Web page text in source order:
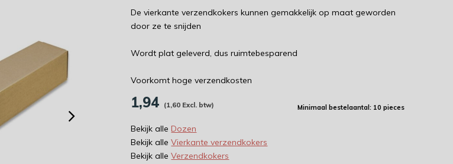
De vierkante verzendkokers kunnen gemakkelijk op maat geworden
door ze te snijden
Wordt plat geleverd, dus ruimtebesparend
Voorkomt hoge verzendkosten
1,94 (1,60 Excl. btw) Minimaal bestelaantal: 10 pieces
Bekijk alle Dozen
Bekijk alleVierkante verzendkokers
Bekijk alleVerzendkokers